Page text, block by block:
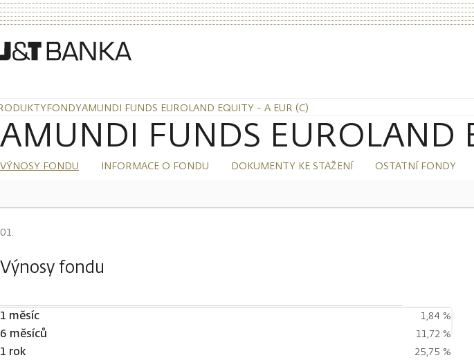
FONDYAMUNDI FUNDS EUROLAND EQUITY - A EUR (C)
AMUNDI FUNDS EUROLAND
VÝNOSY FONDU INFORMACE O FONDU DOKUMENTY KE STAŽENÍ OSTATNÍ FONDY
Výnosy fondu
1 měsíc 1,84 %
6 měsíců 11,72 %
1 rok 25,75 %